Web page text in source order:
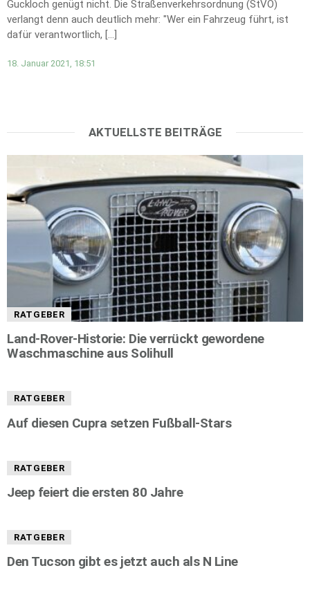
Guckloch genügt nicht. Die Straßenverkehrsordnung (StVO)
verlangt denn auch deutlich mehr: "Wer ein Fahrzeug führt, ist
dafür verantwortlich, […]
18. Januar 2021, 18:51
AKTUELLSTE BEITRÄGE
RATGEBER
Land-Rover-Historie: Die verrückt gewordene
Waschmaschine aus Solihull
RATGEBER
Auf diesen Cupra setzen Fußball-Stars
RATGEBER
Jeep feiert die ersten 80 Jahre
RATGEBER
Den Tucson gibt es jetzt auch als N Line